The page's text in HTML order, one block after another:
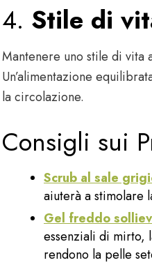
4. Stile di
Mantenere uno stile di vita
Un’alimentazione
la circolazione.
Consigli sui
Scrub al sale
aiuterà a stimolare
Gel freddo
essenziali di mirto,
rendono la pelle